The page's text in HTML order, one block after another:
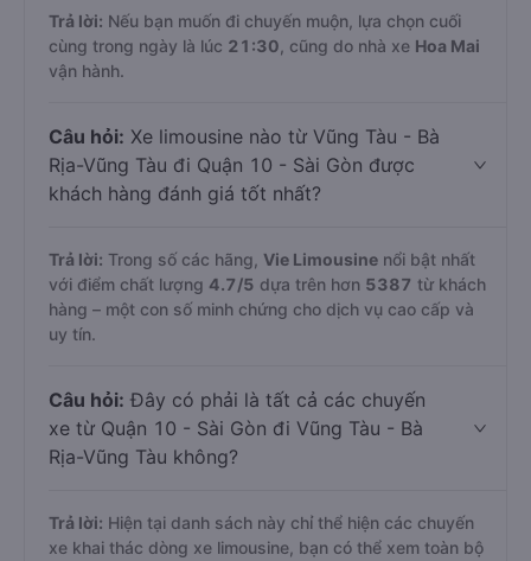
Trả lời: Nếu bạn muốn đi chuyến muộn, lựa chọn cuối
cùng trong ngày là lúc 21:30 , cũng do nhà xe Hoa Mai
vận hành.
Câu hỏi: Xe limousine nào từ Vũng Tàu - Bà
Rịa-Vũng Tàu đi Quận 10 - Sài Gòn được
khách hàng đánh giá tốt nhất?
Trả lời: Trong số các hãng, Vie Limousine nổi bật nhất
với điểm chất lượng 4.7/5 dựa trên hơn 5387 từ khách
hàng – một con số minh chứng cho dịch vụ cao cấp và
uy tín.
Câu hỏi: Đây có phải là tất cả các chuyến
xe từ Quận 10 - Sài Gòn đi Vũng Tàu - Bà
Rịa-Vũng Tàu không?
Trả lời: Hiện tại danh sách này chỉ thể hiện các chuyến
xe khai thác dòng xe limousine, bạn có thể xem toàn bộ